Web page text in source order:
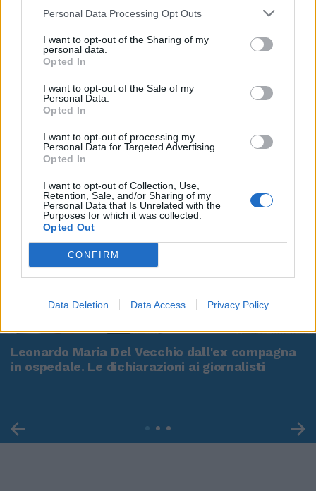
Personal Data Processing Opt Outs
I want to opt-out of the Sharing of my
personal data.
Opted In
I want to opt-out of the Sale of my
Personal Data.
Opted In
I want to opt-out of processing my
Personal Data for Targeted Advertising.
Opted In
I want to opt-out of Collection, Use,
Retention, Sale, and/or Sharing of my
Personal Data that Is Unrelated with the
Purposes for which it was collected.
Opted Out
CONFIRM
Data Deletion Data Access Privacy Policy
Leonardo Maria Del Vecchio dall'ex compagna
in ospedale. Le dichiarazioni ai giornalisti